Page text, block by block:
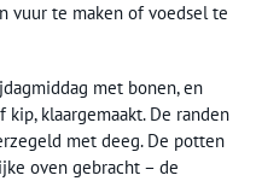
vuur te maken of voedsel te
met bonen, en
klaargemaakt. De randen
met deeg. De potten
oven gebracht – de